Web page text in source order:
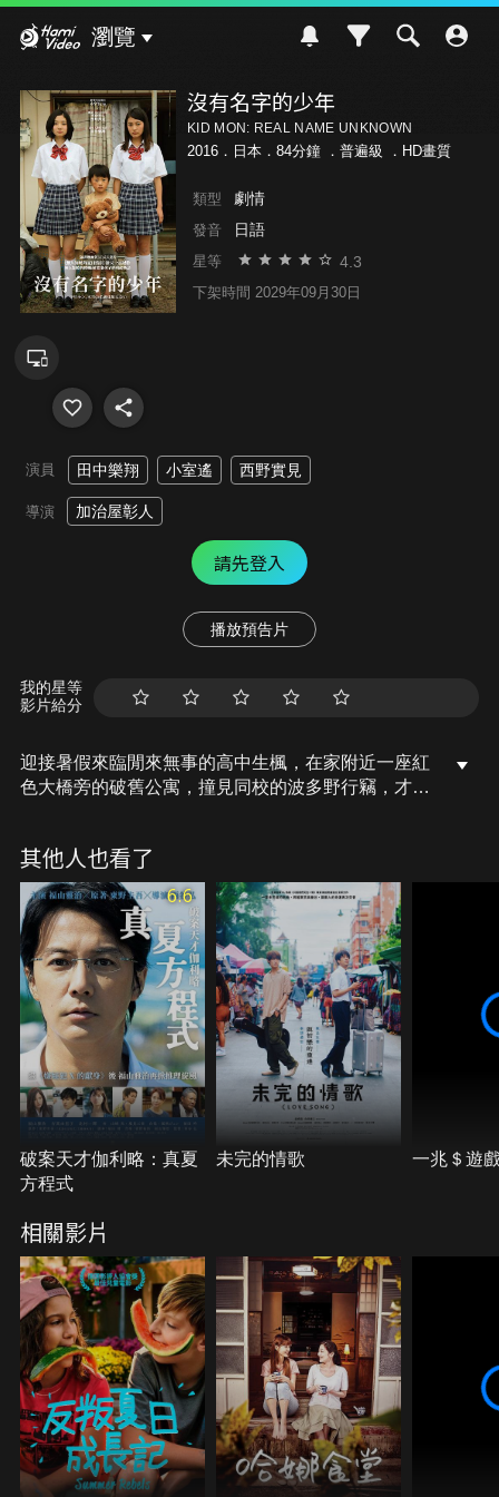
瀏覽
沒有名字的少年
KID MON: REAL NAME UNKNOWN
2016．日本．84分鐘 ． 普遍級 ．HD畫質
類型 劇情
發音 日語
星等 4.3
下架時間 2029年09月30日
演員 田中樂翔 小室遙 西野實見
導演 加治屋彰人
請先登入
播放預告片
我的星等
影片給分
迎接暑假來臨閒來無事的高中生楓，在家附近一座紅
色大橋旁的破舊公寓，撞見同校的波多野行竊，才赫
知道什麼原因自己住在這個破舊之屋，波多野為他取
名叫「MON」。兩個高中女生當起小媽媽，瞞著所
有人開始悄悄照顧他。某天，她們遇見小鎮的兒童諮
詢處職員，才被告知，MON有可能是遭到兒童虐待
—被親生母親放棄撫養。
其他人也看了
6.6
破案天才伽利略：真夏
方程式
未完的情歌 一兆＄遊
相關影片